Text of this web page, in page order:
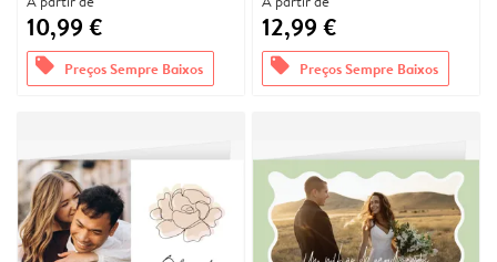
10,99 €
offers Preços Sempre Baixos
12,99 €
offers Preços Sempre Baixos